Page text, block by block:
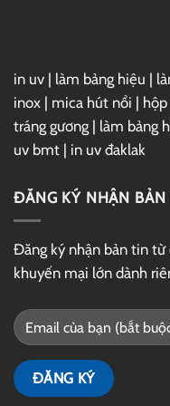
in uv | làm bảng hiệu |
inox | mica hút nổi |
tráng gương | làm bảng
uv bmt | in uv đaklak
ĐĂNG KÝ NHẬN BẢN
Đăng ký nhận bản tin
khuyến mại lớn dành